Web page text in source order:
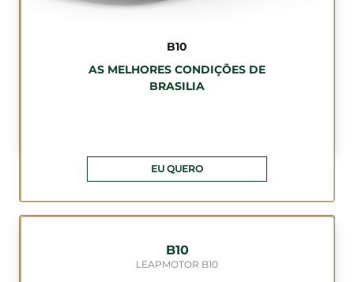
B10
AS MELHORES CONDIÇÕES DE
BRASILIA
EU QUERO
B10
LEAPMOTOR B10